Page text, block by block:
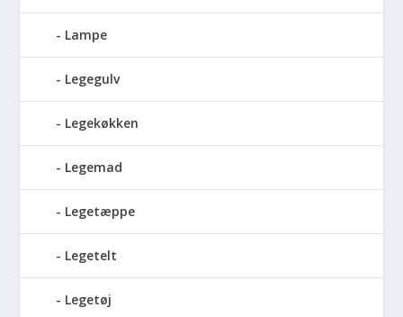
Lampe
Legegulv
Legekøkken
Legemad
Legetæppe
Legetelt
Legetøj